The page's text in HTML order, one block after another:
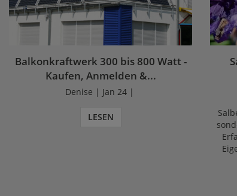
Balkonkraftwerk 300 bis 800 Watt -
Kaufen, Anmelden &...
Denise | Jan 24 |
LESEN